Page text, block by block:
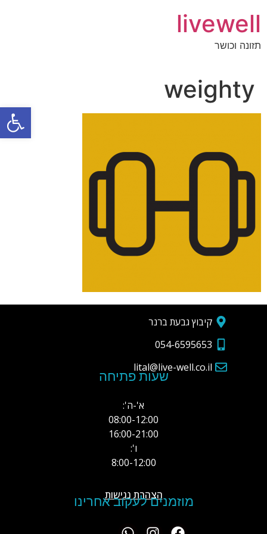
פתח
livewell
תזונה וכושר
weighty
קיבוץ גבעת ברנר
054-6595653
lital@live-well.co.il
שעות פתיחה
א'-ה':
08:00-12:00
16:00-21:00
ו':
8:00-12:00
הצהרת נגישות
מוזמנים לעקוב אחרינו